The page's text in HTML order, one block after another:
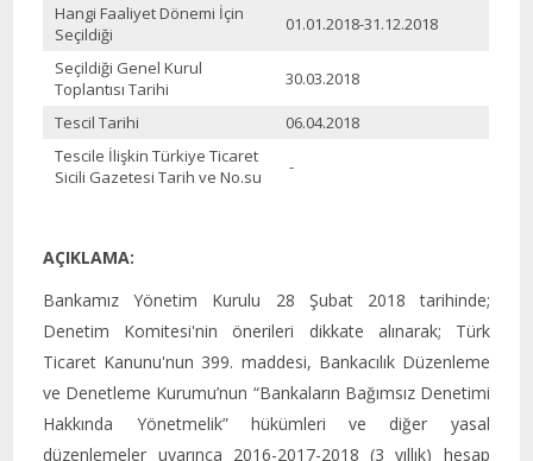
Hangi Faaliyet Dönemi İçin
Seçildiği
01.01.2018-31.12.2018
Seçildiği Genel Kurul
Toplantısı Tarihi
30.03.2018
Tescil Tarihi
06.04.2018
Tescile İlişkin Türkiye Ticaret
Sicili Gazetesi Tarih ve No.su
-
AÇIKLAMA:
Bankamız Yönetim Kurulu 28 Şubat 2018 tarihinde;
Denetim Komitesi'nin önerileri dikkate alınarak; Türk
Ticaret Kanunu'nun 399. maddesi, Bankacılık Düzenleme
ve Denetleme Kurumu’nun “Bankaların Bağımsız Denetimi
Hakkında Yönetmelik” hükümleri ve diğer yasal
düzenlemeler uyarınca 2016-2017-2018 (3 yıllık) hesap